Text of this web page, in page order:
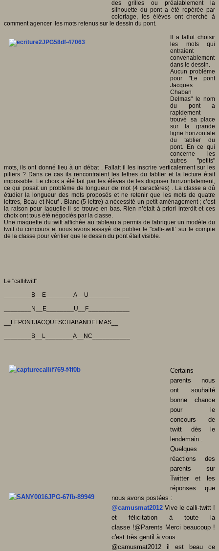
des grilles ou préalablement la
silhouette du pont a été repérée par
coloriage, les élèves ont cherché à
comment agencer les mots retenus sur le dessin du pont.
Il a fallut choisir
les mots qui
entraient
convenablement
dans le dessin.
Aucun problème
pour "Le pont
Jacques
Chaban
Delmas" le nom
du pont a
rapidement
trouvé sa place
sur la grande
ligne horizontale
du tablier du
pont. En ce qui
concerne les
autres "petits"
mots, ils ont donné lieu à un débat . Fallait il les inscrire verticalement sur les
piliers ? Dans ce cas ils rencontraient les lettres du tablier et la lecture était
impossible. Le choix a été fait par les élèves de les disposer horizontalement,
ce qui posait un problème de longueur de mot (4 caractères) . La classe a dû
étudier la longueur des mots proposés et ne retenir que les mots de quatre
lettres, Beau et Neuf . Blanc (5 lettre) a nécessité un petit aménagement ; c’est
la raison pour laquelle il se trouve en bas. Rien n’était à priori interdit et ces
choix ont tous été négociés par la classe.
Une maquette du twitt affichée au tableau a permis de fabriquer un modèle du
twitt du concours et nous avons essayé de publier le "calli-twitt’ sur le compte
de la classe pour vérifier que le dessin du pont était visible.
Le "callitwitt"
________B__E________A__U____________
________N__E________U__F____________
__LEPONTJACQUESCHABANDELMAS__
________B__L________A__NC___________
Certains
parents nous
ont souhaité
bonne chance
pour le
concours de
twitt dès le
lendemain .
Quelques
réactions des
parents sur
Twitter et les
réponses que
nous avons postées :
@camusmat2012 Vive le calli-twitt !
et félicitation à toute la
classe !@Parents Merci beaucoup !
c'est très gentil à vous.
@camusmat2012 il est beau ce